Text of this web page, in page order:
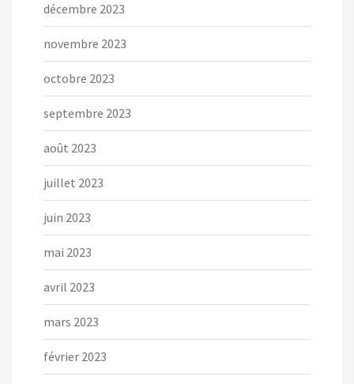
décembre 2023
novembre 2023
octobre 2023
septembre 2023
août 2023
juillet 2023
juin 2023
mai 2023
avril 2023
mars 2023
février 2023